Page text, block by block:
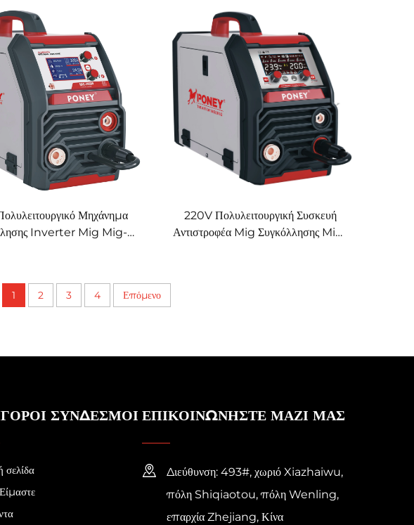
παλμό, ψηφιακός έλεγχος
μηχάνημα
συγκόλλησης
διπλό παλμό, ψηφιακός έλεγχος,
συγκερασμένο μηχάνημα
συγκόλλησης
Μηχάνημα
Inverter Mig Mig-
Συνεργικό Σύστημα
220V Πολυλειτουργική Συσκευή
Αντιστροφέα Mig Συγκόλλησης Mig-
1 2 3 4 Επόμενο
ΣΎΝΔΕΣΜΟΙ
σελίδα
ΕΠΙΚΟΙΝΩΝΗΣΤΕ ΜΑΖΙ ΜΑΣ
Διεύθυνση: 493#, χωριό Xiazhaiwu,
πόλη Shiqiaotou, πόλη Wenling,
επαρχία Zhejiang, Κίνα